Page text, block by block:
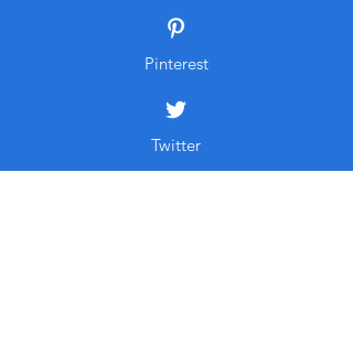
Pinterest
Twitter